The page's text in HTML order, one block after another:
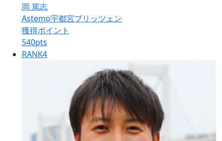
岡 篤志
Astemo宇都宮ブリッツェン
獲得ポイント
540pts
RANK4